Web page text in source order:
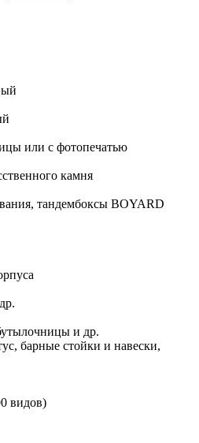
или с фотопечатью
камня
тандембоксы BOYARD
и др.
барные стойки и навески,
видов)